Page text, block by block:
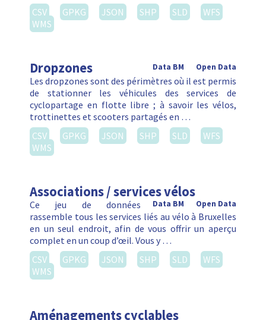
CSV
GPKG JSON SHP SLD
WFS
WMS
Dropzones Open Data
Data BM
Les dropzones sont des périmètres où il est permis
de stationner les véhicules des services de
cyclopartage en flotte libre ; à savoir les vélos,
trottinettes et scooters partagés en …
CSV
GPKG JSON SHP SLD
WFS
WMS
Associations / services vélos
Open Data
Data BM
Ce jeu de données
rassemble tous les services liés au vélo à Bruxelles
en un seul endroit, afin de vous offrir un aperçu
complet en un coup d’œil. Vous y …
CSV
GPKG JSON SHP SLD
WFS
WMS
Aménagements cyclables